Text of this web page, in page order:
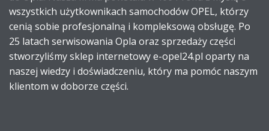
wszystkich użytkownikach samochodów OPEL, którzy
cenią sobie profesjonalną i kompleksową obsługę. Po
25 latach serwisowania Opla oraz sprzedaży części
stworzyliśmy sklep internetowy e-opel24.pl oparty na
naszej wiedzy i doświadczeniu, który ma pomóc naszym
klientom w doborze części.